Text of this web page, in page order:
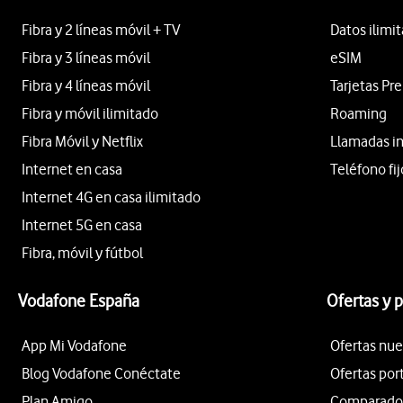
Fibra y 2 líneas móvil + TV
Fibra y 3 líneas móvil
Fibra y 4 líneas móvil
Fibra y móvil ilimitado
Fibra Móvil y Netflix
Internet en casa
Internet 4G en casa ilimitado
Internet 5G en casa
Fibra, móvil y fútbol
Datos
eSIM
Tarjetas
Roaming
Llamadas
Teléfono
Vodafone España
App Mi Vodafone
Blog Vodafone Conéctate
Ofertas y
Ofertas
Ofertas